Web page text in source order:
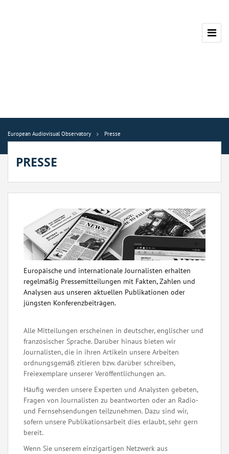
European Audiovisual Observatory Presse
PRESSE
Europäische und internationale Journalisten erhalten
regelmäßig Pressemitteilungen mit Fakten, Zahlen und
Analysen aus unseren aktuellen Publikationen oder
jüngsten Konferenzbeiträgen.
Alle Mitteilungen erscheinen in deutscher, englischer und
französischer Sprache. Darüber hinaus bieten wir
Journalisten, die in ihren Artikeln unsere Arbeiten
ordnungsgemäß zitieren bzw. darüber schreiben,
Freiexemplare unserer Veröffentlichungen an.
Häufig werden unsere Experten und Analysten gebeten,
Fragen von Journalisten zu beantworten oder an Radio-
und Fernsehsendungen teilzunehmen. Dazu sind wir,
sofern unsere Publikationsarbeit dies erlaubt, sehr gern
bereit.
Wenn Sie unserem einzigartigen Netzwerk aus